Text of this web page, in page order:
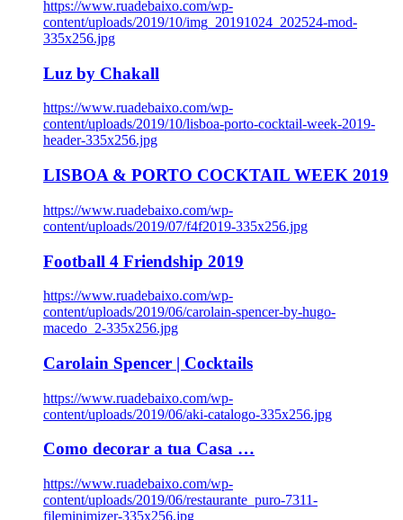
https://www.ruadebaixo.com/wp-
content/uploads/2019/10/img_20191024_202524-mod-
335x256.jpg
Luz by Chakall
https://www.ruadebaixo.com/wp-
content/uploads/2019/10/lisboa-porto-cocktail-week-2019-
header-335x256.jpg
LISBOA & PORTO COCKTAIL WEEK 2019
https://www.ruadebaixo.com/wp-
content/uploads/2019/07/f4f2019-335x256.jpg
Football 4 Friendship 2019
https://www.ruadebaixo.com/wp-
content/uploads/2019/06/carolain-spencer-by-hugo-
macedo_2-335x256.jpg
Carolain Spencer | Cocktails
https://www.ruadebaixo.com/wp-
content/uploads/2019/06/aki-catalogo-335x256.jpg
Como decorar a tua Casa …
https://www.ruadebaixo.com/wp-
content/uploads/2019/06/restaurante_puro-7311-
fileminimizer-335x256.jpg